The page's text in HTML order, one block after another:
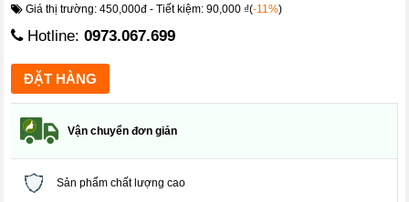
Giá thị trường: 450,000đ - Tiết kiệm: 90,000 ₫(-11%)
Hotline:0973.067.699
Vận chuyển đơn giản
Sản phẩm chất lượng cao